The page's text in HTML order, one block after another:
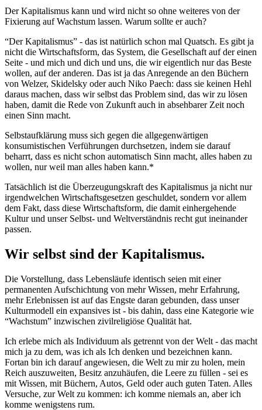
Der Kapitalismus kann und wird nicht so ohne weiteres von der
Fixierung auf Wachstum lassen. Warum sollte er auch?
“Der Kapitalismus” - das ist natürlich schon mal Quatsch. Es gibt ja
nicht die Wirtschaftsform, das System, die Gesellschaft auf der einen
Seite - und mich und dich und uns, die wir eigentlich nur das Beste
wollen, auf der anderen. Das ist ja das Anregende an den Büchern
von Welzer, Skidelsky oder auch Niko Paech: dass sie keinen Hehl
daraus machen, dass wir selbst das Problem sind, das wir zu lösen
haben, damit die Rede von Zukunft auch in absehbarer Zeit noch
einen Sinn macht.
Selbstaufklärung muss sich gegen die allgegenwärtigen
konsumistischen Verführungen durchsetzen, indem sie darauf
beharrt, dass es nicht schon automatisch Sinn macht, alles haben zu
wollen, nur weil man alles haben kann.*
Tatsächlich ist die Überzeugungskraft des Kapitalismus ja nicht nur
irgendwelchen Wirtschaftsgesetzen geschuldet, sondern vor allem
dem Fakt, dass diese Wirtschaftsform, die damit einhergehende
Kultur und unser Selbst- und Weltverständnis recht gut ineinander
passen.
Wir selbst sind der Kapitalismus.
Die Vorstellung, dass Lebensläufe identisch seien mit einer
permanenten Aufschichtung von mehr Wissen, mehr Erfahrung,
mehr Erlebnissen ist auf das Engste daran gebunden, dass unser
Kulturmodell ein expansives ist - bis dahin, dass eine Kategorie wie
“Wachstum” inzwischen zivilreligiöse Qualität hat.
Ich erlebe mich als Individuum als getrennt von der Welt - das macht
mich ja zu dem, was ich als Ich denken und bezeichnen kann.
Fortan bin ich darauf angewiesen, die Welt zu mir zu holen, mein
Reich auszuweiten, Besitz anzuhäufen, die Leere zu füllen - sei es
mit Wissen, mit Büchern, Autos, Geld oder auch guten Taten. Alles
Versuche, zur Welt zu kommen: ich komme niemals an, aber ich
komme wenigstens rum.